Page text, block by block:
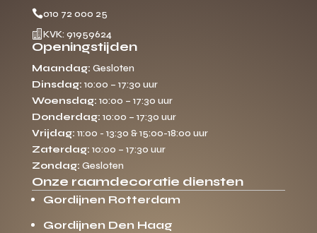
010 72 000 25
 KVK: 91959624
Openingstijden
Maandag: Gesloten
Dinsdag: 10:00 – 17:30 uur
Woensdag: 10:00 – 17:30 uur
Donderdag: 10:00 – 17:30 uur
Vrijdag: 11:00 - 13:30 & 15:00-18:00 uur
Zaterdag: 10:00 – 17:30 uur
Zondag: Gesloten
Onze raamdecoratie diensten
Gordijnen Rotterdam
Gordijnen Den Haag